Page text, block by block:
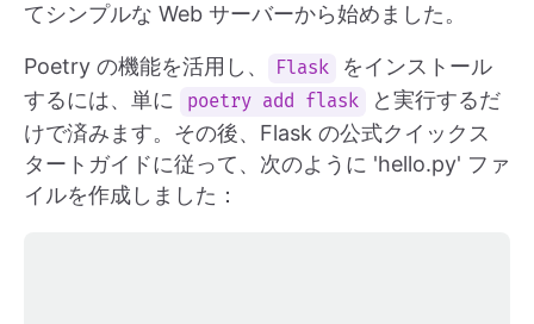
てシンプルな Web サーバーから始めました。
Poetry の機能を活用し、 Flask
をインストール
するには、単に
poetry add flask
と実行するだ
けで済みます。その後、Flask の公式クイックス
タートガイドに従って、次のように 'hello.py' ファ
イルを作成しました：